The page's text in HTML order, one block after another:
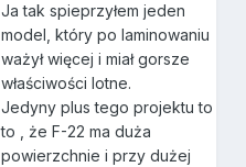
Ja tak spieprzyłem jeden
model, który po laminowaniu
ważył więcej i miał gorsze
właściwości lotne.
Jedyny plus tego projektu to
to , że F-22 ma duża
powierzchnie i przy dużej